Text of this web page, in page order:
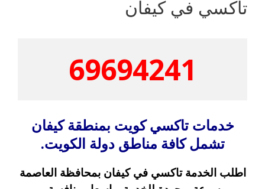
تاكسي في كيفان
69694241
خدمات تاكسي كويت بمنطقة كيفان
تشمل كافة مناطق دولة الكويت.
اطلب الخدمة تاكسي في كيفان بمحافظة العاصمة